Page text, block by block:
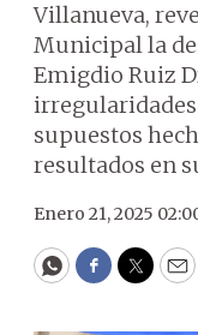
Villanueva,
Municipal la
Emigdio Ruiz
supuestos
resultados en
Enero 21, 2025
WhatsApp
Facebook